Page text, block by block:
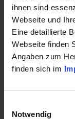
ihnen sind
Webseite und
Eine detaillierte
Webseite finden
Angaben zum
finden sich im
Notwendig
Auf Karte
Telefon: